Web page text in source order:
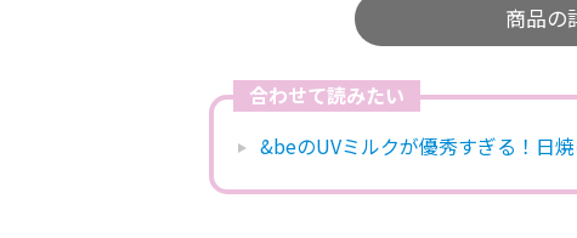
商品の
合わせて読みたい
&beのUVミルクが優秀すぎる！日